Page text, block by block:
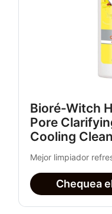
Bioré-Witch
Pore
Cooling
Mejor limpiador
Chequea